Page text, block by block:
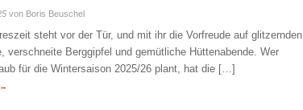
von Boris Beuschel
steht vor der Tür, und mit ihr die Vorfreude auf glitzernden
verschneite Berggipfel und gemütliche Hüttenabende. Wer
für die Wintersaison 2025/26 plant, hat die […]